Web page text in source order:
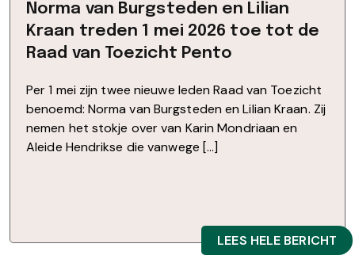
Norma van Burgsteden en Lilian
Kraan treden 1 mei 2026 toe tot de
Raad van Toezicht Pento
Per 1 mei zijn twee nieuwe leden Raad van Toezicht
benoemd: Norma van Burgsteden en Lilian Kraan. Zij
nemen het stokje over van Karin Mondriaan en
Aleide Hendrikse die vanwege […]
LEES HELE BERICHT